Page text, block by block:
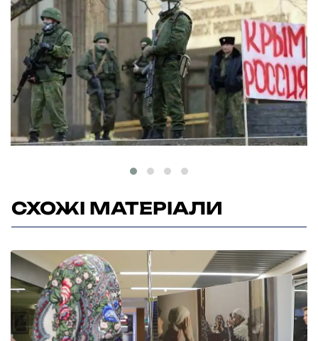
СХОЖІ МАТЕРІАЛИ